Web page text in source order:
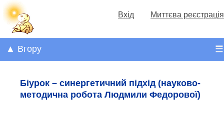
Вхід Миттєва реєстрація
☰
▲ Вгору
Біурок – синергетичний підхід (науково-
методична робота Людмили Федорової)